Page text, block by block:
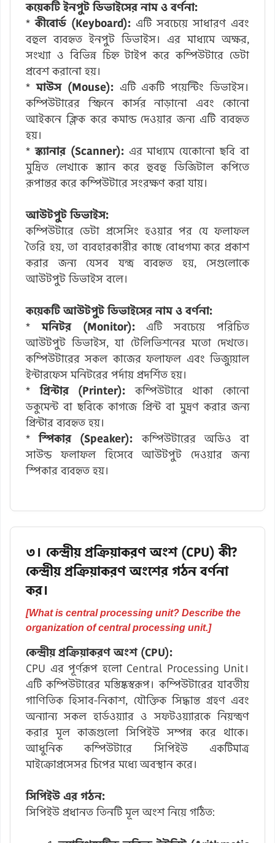
কয়েকটি ইনপুট ডিভাইসের নাম ও বর্ণনা:
*কীবোর্ড (Keyboard): এটি সবচেয়ে সাধারণ এবং
বহুল ব্যবহৃত ইনপুট ডিভাইস। এর মাধ্যমে অক্ষর,
সংখ্যা ও বিভিন্ন চিহ্ন টাইপ করে কম্পিউটারে ডেটা
প্রবেশ করানো হয়।
*মাউস (Mouse):এটি একটি পয়েন্টিং ডিভাইস।
কম্পিউটারের স্ক্রিনে কার্সর নাড়ানো এবং কোনো
আইকনে ক্লিক করে কমান্ড দেওয়ার জন্য এটি ব্যবহৃত
হয়।
*স্ক্যানার (Scanner):এর মাধ্যমে যেকোনো ছবি বা
মুদ্রিত লেখাকে স্ক্যান করে হুবহু ডিজিটাল কপিতে
রূপান্তর করে কম্পিউটারে সংরক্ষণ করা যায়।
আউটপুট ডিভাইস:
কম্পিউটারে ডেটা প্রসেসিং হওয়ার পর যে ফলাফল
তৈরি হয়, তা ব্যবহারকারীর কাছে বোধগম্য করে প্রকাশ
করার জন্য যেসব যন্ত্র ব্যবহৃত হয়, সেগুলোকে
আউটপুট ডিভাইস বলে।
কয়েকটি আউটপুট ডিভাইসের নাম ও বর্ণনা:
*মনিটর (Monitor):এটি সবচেয়ে পরিচিত
আউটপুট ডিভাইস, যা টেলিভিশনের মতো দেখতে।
কম্পিউটারের সকল কাজের ফলাফল এবং ভিজ্যুয়াল
ইন্টারফেস মনিটরের পর্দায় প্রদর্শিত হয়।
*প্রিন্টার (Printer): কম্পিউটারে থাকা কোনো
ডকুমেন্ট বা ছবিকে কাগজে প্রিন্ট বা মুদ্রণ করার জন্য
প্রিন্টার ব্যবহৃত হয়।
*স্পিকার (Speaker): কম্পিউটারের অডিও বা
সাউন্ড ফলাফল হিসেবে আউটপুট দেওয়ার জন্য
স্পিকার ব্যবহৃত হয়।
৩। কেন্দ্রীয় প্রক্রিয়াকরণ অংশ (CPU) কী?
কেন্দ্রীয় প্রক্রিয়াকরণ অংশের গঠন বর্ণনা
কর।
[What is central processing unit? Describe the
organization of central processing unit.]
কেন্দ্রীয় প্রক্রিয়াকরণ অংশ (CPU):
CPU এর পূর্ণরূপ হলো Central Processing Unit।
এটি কম্পিউটারের মস্তিষ্কস্বরূপ। কম্পিউটারের যাবতীয়
গাণিতিক হিসাব-নিকাশ, যৌক্তিক সিদ্ধান্ত গ্রহণ এবং
অন্যান্য সকল হার্ডওয়্যার ও সফটওয়্যারকে নিয়ন্ত্রণ
করার মূল কাজগুলো সিপিইউ সম্পন্ন করে থাকে।
আধুনিক কম্পিউটারে সিপিইউ একটিমাত্র
মাইক্রোপ্রসেসর চিপের মধ্যে অবস্থান করে।
সিপিইউ এর গঠন:
সিপিইউ প্রধানত তিনটি মূল অংশ নিয়ে গঠিত: